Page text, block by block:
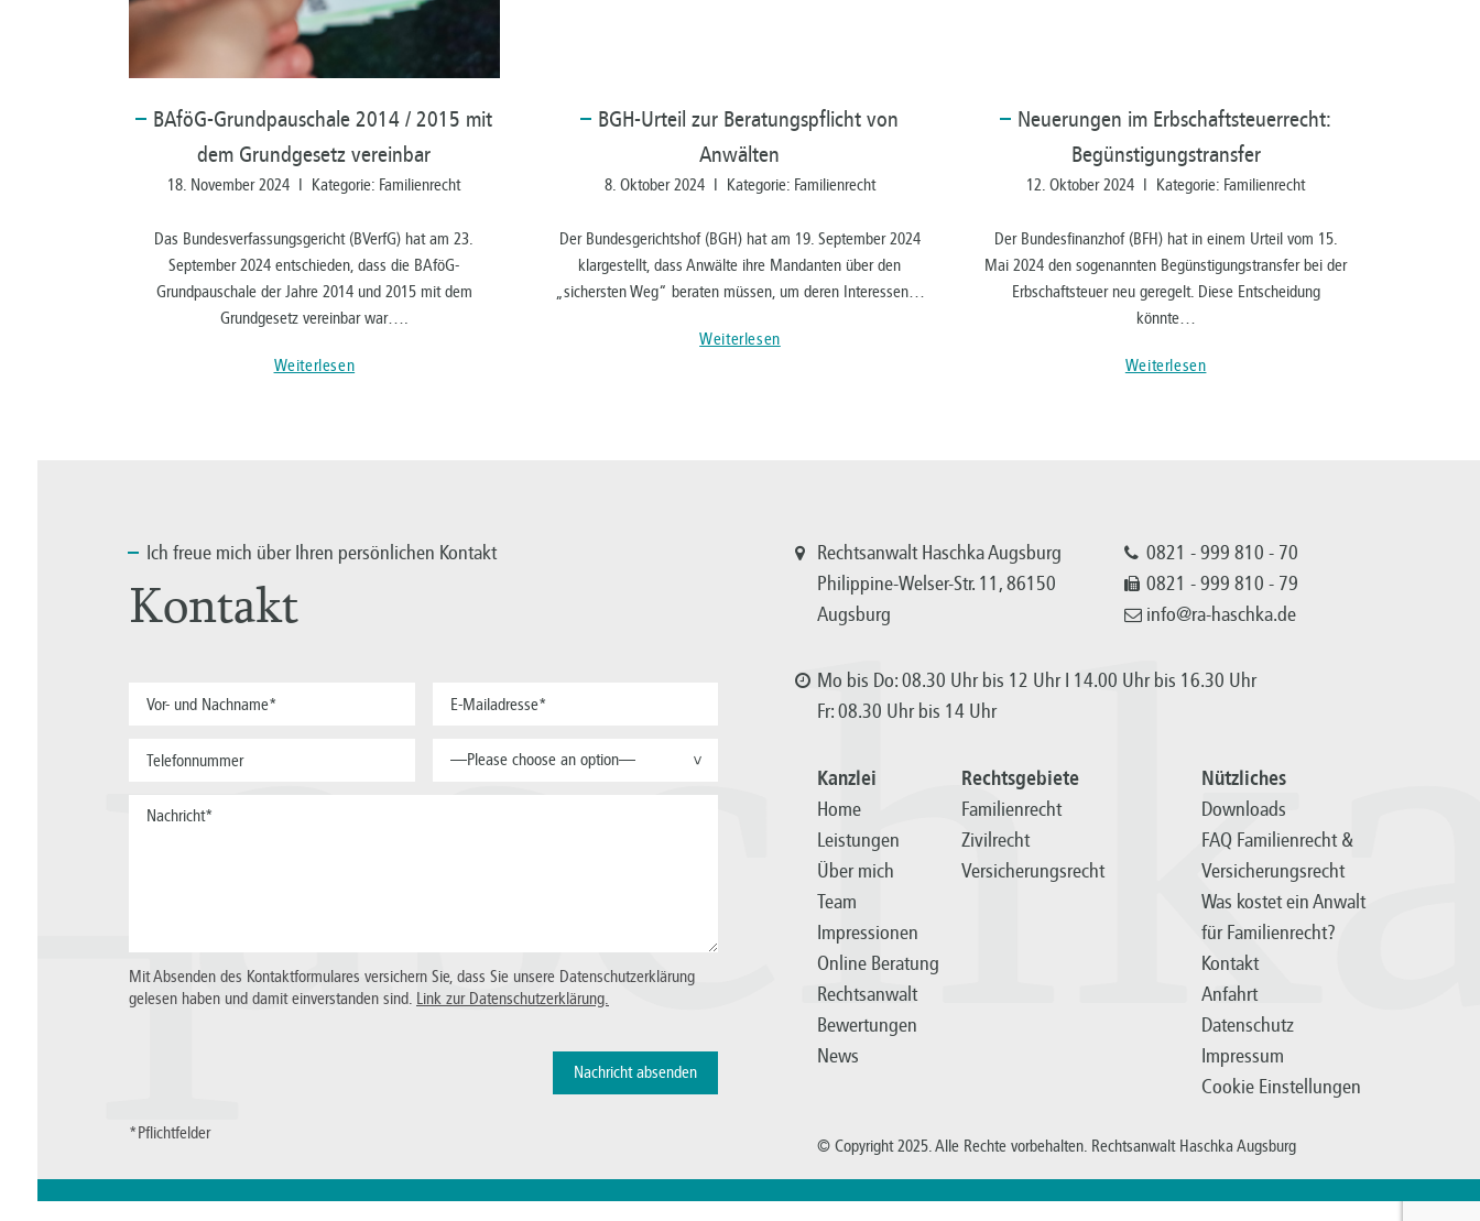
BAföG-Grundpauschale 2014 / 2015 mit
dem Grundgesetz vereinbar
18. November 2024 I Kategorie: Familienrecht
Das Bundesverfassungsgericht (BVerfG) hat am 23.
September 2024 entschieden, dass die BAföG-
Grundpauschale der Jahre 2014 und 2015 mit dem
Grundgesetz vereinbar war….
Weiterlesen
BGH-Urteil zur Beratungspflicht von
Anwälten
8. Oktober 2024 I Kategorie: Familienrecht
Der Bundesgerichtshof (BGH) hat am 19. September 2024
klargestellt, dass Anwälte ihre Mandanten über den
„sichersten Weg“ beraten müssen, um deren Interessen…
Weiterlesen
Neuerungen im Erbschaftsteuerrecht:
Begünstigungstransfer
12. Oktober 2024 I Kategorie: Familienrecht
Der Bundesfinanzhof (BFH) hat in einem Urteil vom 15.
Mai 2024 den sogenannten Begünstigungstransfer bei der
Erbschaftsteuer neu geregelt. Diese Entscheidung
könnte…
Weiterlesen
Ich freue mich über Ihren persönlichen Kontakt
Kontakt
—Please choose an option— >
Mit Absenden des Kontaktformulares versichern Sie, dass Sie unsere Datenschutzerklärung
gelesen haben und damit einverstanden sind. Link zur Datenschutzerklärung.
*Pflichtfelder
Rechtsanwalt Haschka Augsburg
Philippine-Welser-Str. 11, 86150
Augsburg
0821 - 999 810 - 70
0821 - 999 810 - 79
info@ra-haschka.de
Mo bis Do: 08.30 Uhr bis 12 Uhr I 14.00 Uhr bis 16.30 Uhr
Fr: 08.30 Uhr bis 14 Uhr
Kanzlei
Home
Leistungen
Über mich
Team
Impressionen
Online Beratung
Rechtsanwalt
Bewertungen
News
Rechtsgebiete
Familienrecht
Zivilrecht
Versicherungsrecht
Nützliches
Downloads
FAQ Familienrecht &
Versicherungsrecht
Was kostet ein Anwalt
für Familienrecht?
Kontakt
Anfahrt
Datenschutz
Impressum
Cookie Einstellungen
© Copyright 2025. Alle Rechte vorbehalten. Rechtsanwalt Haschka Augsburg